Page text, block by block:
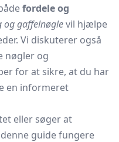
fordele og
og gaffelnøglevil hjælpe
Vi diskuterer også
nøgler og
for at sikre, at du har
en informeret
eller søger at
guide fungere